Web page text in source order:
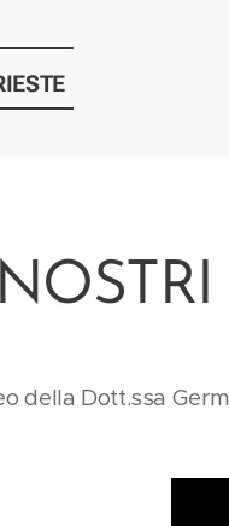
della Dott.ssa